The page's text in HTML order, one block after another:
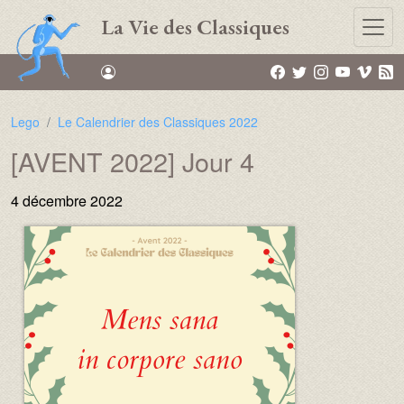
Aller au contenu principal
La Vie des Classiques
Lego Le Calendrier des Classiques 2022
[AVENT 2022] Jour 4
4 décembre 2022
Image :
Image :